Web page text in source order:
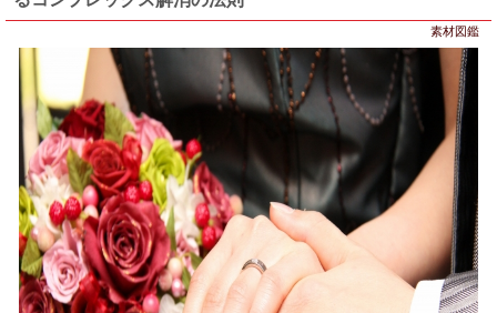
素材図鑑